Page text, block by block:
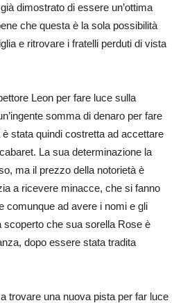
dimostrato di essere un’ottima
che questa è la sola possibilità
e ritrovare i fratelli perduti di vista
Leon per fare luce sulla
somma di denaro per fare
stata quindi costretta ad accettare
La sua determinazione la
ma il prezzo della notorietà è
a ricevere minacce, che si fanno
comunque ad avere i nomi e gli
scoperto che sua sorella Rose è
dopo essere stata tradita
trovare una nuova pista per far luce